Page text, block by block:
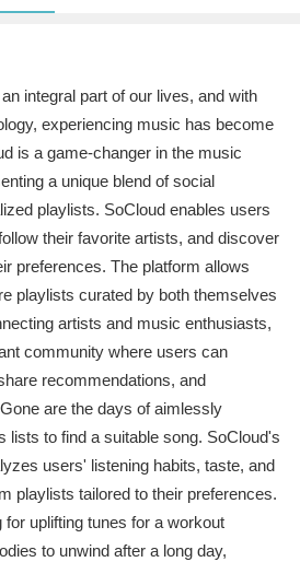
integral part of our lives, and with
experiencing music has become
is a game-changer in the music
a unique blend of social
playlists. SoCloud enables users
their favorite artists, and discover
preferences. The platform allows
playlists curated by both themselves
artists and music enthusiasts,
community where users can
recommendations, and
are the days of aimlessly
lists to find a suitable song. SoCloud's
users' listening habits, taste, and
playlists tailored to their preferences.
uplifting tunes for a workout
to unwind after a long day,